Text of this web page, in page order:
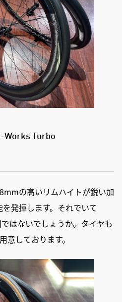
Works Turbo
の高いリムハイトが鋭い加
発揮します。それでいて
はないでしょうか。タイヤも
意しております。